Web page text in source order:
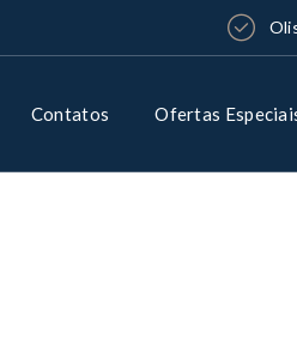
Contatos Ofertas